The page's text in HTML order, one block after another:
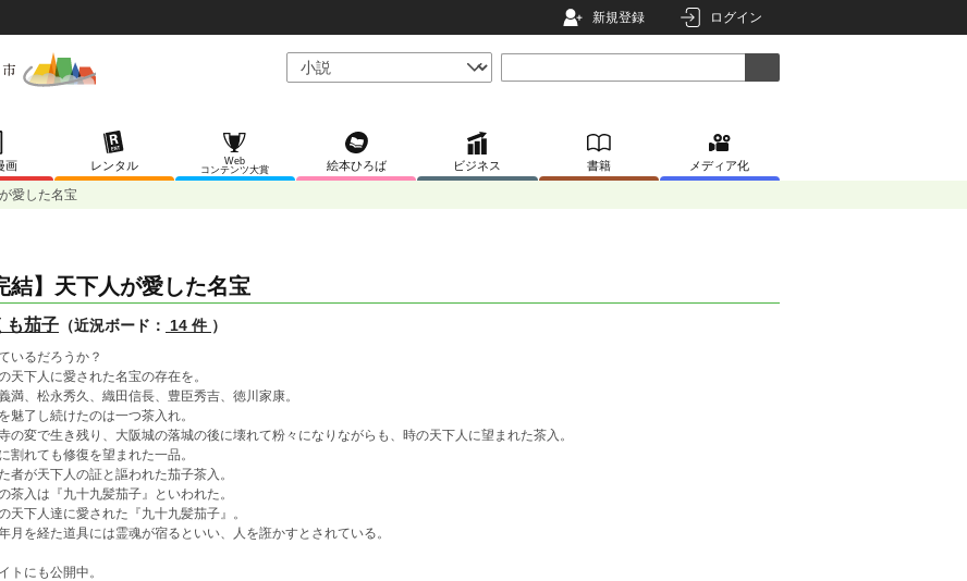
新規登録 ログイン
画 レンタル
Web
コンテンツ大賞
絵本ひろば ビジネス 書籍 メディア化
愛した名宝
結】天下人が愛した名宝
も茄子 （近況ボード： 14 件 ）
いるだろうか？
天下人に愛された名宝の存在を。
満、松永秀久、織田信長、豊臣秀吉、徳川家康。
魅了し続けたのは一つ茶入れ。
の変で生き残り、大阪城の落城の後に壊れて粉々になりながらも、時の天下人に望まれた茶入。
割れても修復を望まれた一品。
者が天下人の証と謳われた茄子茶入。
茶入は『九十九髪茄子』といわれた。
天下人達に愛された『九十九髪茄子』。
月を経た道具には霊魂が宿るといい、人を誑かすとされている。
トにも公開中。